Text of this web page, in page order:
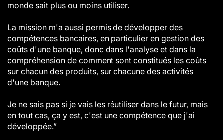
monde sait plus ou moins utiliser.
La mission m'a aussi permis de développer des
compétences bancaires, en particulier en gestion des
coûts d'une banque, donc dans l'analyse et dans la
compréhension de comment sont constitués les coûts
sur chacun des produits, sur chacune des activités
d'une banque.
Je ne sais pas si je vais les réutiliser dans le futur, mais
en tout cas, ça y est, c'est une compétence que j'ai
développée.”